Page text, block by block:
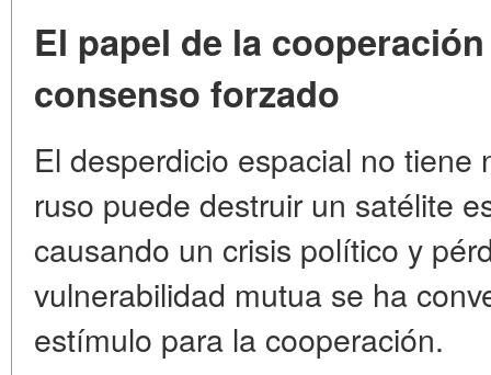
El papel de la
consenso forzado
El desperdicio espacial no
ruso puede destruir un satélite
causando un crisis político y
vulnerabilidad mutua se ha
estímulo para la cooperación.